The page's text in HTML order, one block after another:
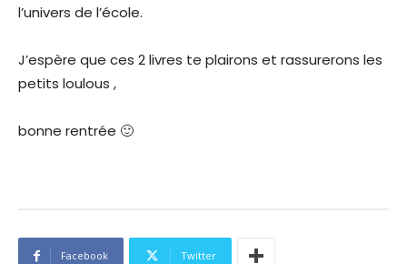
l’univers de l’école.
J’espère que ces 2 livres te plairons et rassurerons les
petits loulous ,
bonne rentrée 🙂
Facebook Twitter